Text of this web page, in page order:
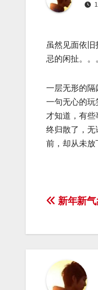
虽然见面依
忌的闲扯。。
一层无形的隔
一句无心的玩
才知道，有些
终归散了，无
前，却从未放
文
航
新年新气